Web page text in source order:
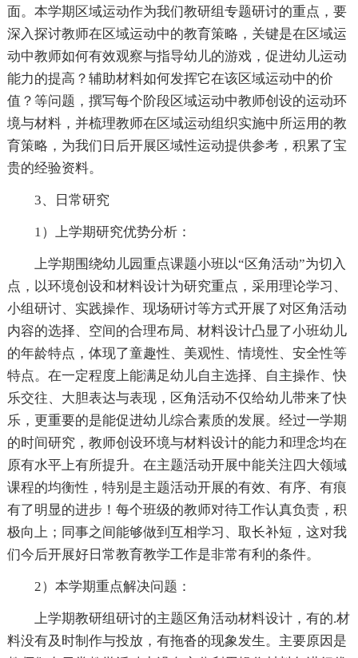
面。本学期区域运动作为我们教研组专题研讨的重点，要
深入探讨教师在区域运动中的教育策略，关键是在区域运
动中教师如何有效观察与指导幼儿的游戏，促进幼儿运动
能力的提高？辅助材料如何发挥它在该区域运动中的价
值？等问题，撰写每个阶段区域运动中教师创设的运动环
境与材料，并梳理教师在区域运动组织实施中所运用的教
育策略，为我们日后开展区域性运动提供参考，积累了宝
贵的经验资料。
3、日常研究
1）上学期研究优势分析：
上学期围绕幼儿园重点课题小班以“区角活动”为切入
点，以环境创设和材料设计为研究重点，采用理论学习、
小组研讨、实践操作、现场研讨等方式开展了对区角活动
内容的选择、空间的合理布局、材料设计凸显了小班幼儿
的年龄特点，体现了童趣性、美观性、情境性、安全性等
特点。在一定程度上能满足幼儿自主选择、自主操作、快
乐交往、大胆表达与表现，区角活动不仅给幼儿带来了快
乐，更重要的是能促进幼儿综合素质的发展。经过一学期
的时间研究，教师创设环境与材料设计的能力和理念均在
原有水平上有所提升。在主题活动开展中能关注四大领域
课程的均衡性，特别是主题活动开展的有效、有序、有痕
有了明显的进步！每个班级的教师对待工作认真负责，积
极向上；同事之间能够做到互相学习、取长补短，这对我
们今后开展好日常教育教学工作是非常有利的条件。
2）本学期重点解决问题：
上学期教研组研讨的主题区角活动材料设计，有的.材
料没有及时制作与投放，有拖沓的现象发生。主要原因是